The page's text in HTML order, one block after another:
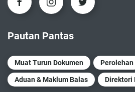
Pautan Pantas
Muat Turun Dokumen Perolehan
Aduan & Maklum Balas Direktori